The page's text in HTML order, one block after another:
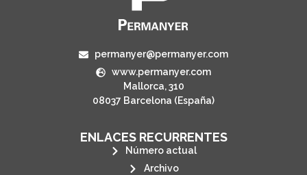
permanyer@permanyer.com
www.permanyer.com
Mallorca, 310
08037 Barcelona (España)
ENLACES RECURRENTES
Número actual
Archivo